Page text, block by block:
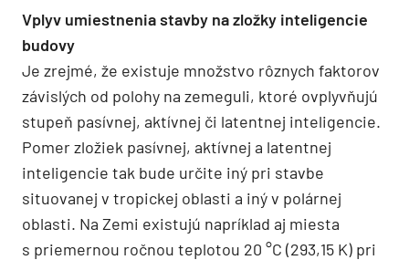
Vplyv umiestnenia stavby na zložky inteligencie
budovy
Je zrejmé, že existuje množstvo rôznych faktorov
závislých od polohy na zemeguli, ktoré ovplyvňujú
stupeň pasívnej, aktívnej či latentnej inteligencie.
Pomer zložiek pasívnej, aktívnej a latentnej
inteligencie tak bude určite iný pri stavbe
situovanej v tropickej oblasti a iný v polárnej
oblasti. Na Zemi existujú napríklad aj miesta
s priemernou ročnou teplotou 20 °C (293,15 K) pri